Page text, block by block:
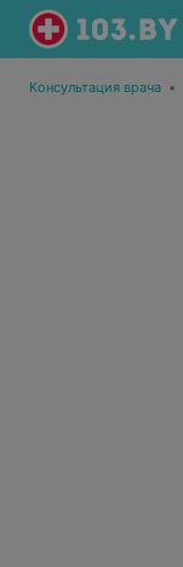
Консультация врача •